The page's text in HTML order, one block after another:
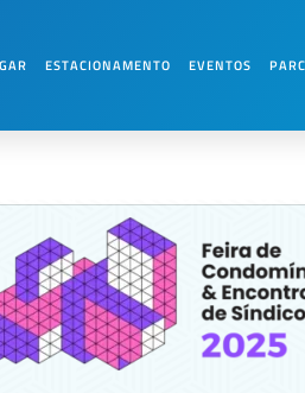
ESTACIONAMENTO EVENTOS
&